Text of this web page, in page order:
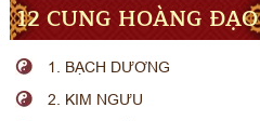
12 CUNG HOÀNG ĐẠO
1. BẠCH DƯƠNG
2. KIM NGƯU